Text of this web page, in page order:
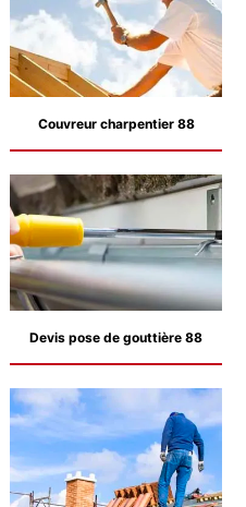
Couvreur charpentier 88
Devis pose de gouttière 88